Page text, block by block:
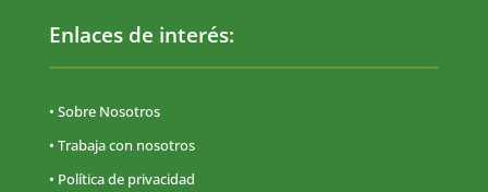
Enlaces de interés:
• Sobre Nosotros
• Trabaja con nosotros
• Política de privacidad